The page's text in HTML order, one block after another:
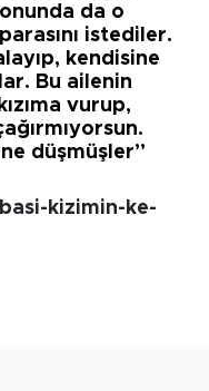
da o
istediler.
kendisine
Bu ailenin
vurup,
düşmüşler”